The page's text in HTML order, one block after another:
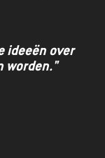
ideeën over
worden."